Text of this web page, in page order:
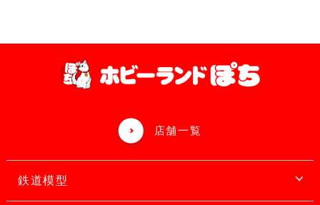
店舗一覧
鉄道模型